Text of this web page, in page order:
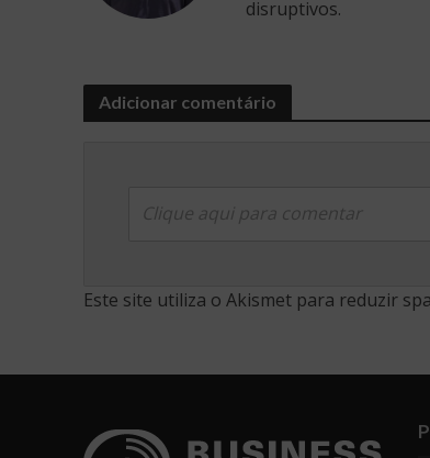
disruptivos.
Adicionar comentário
Clique aqui para comentar
Este site utiliza o Akismet para reduzir